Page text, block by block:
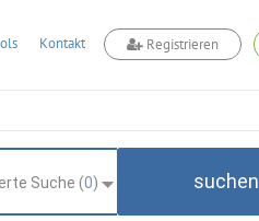
Kontakt Registrieren
Suche (0) suchen